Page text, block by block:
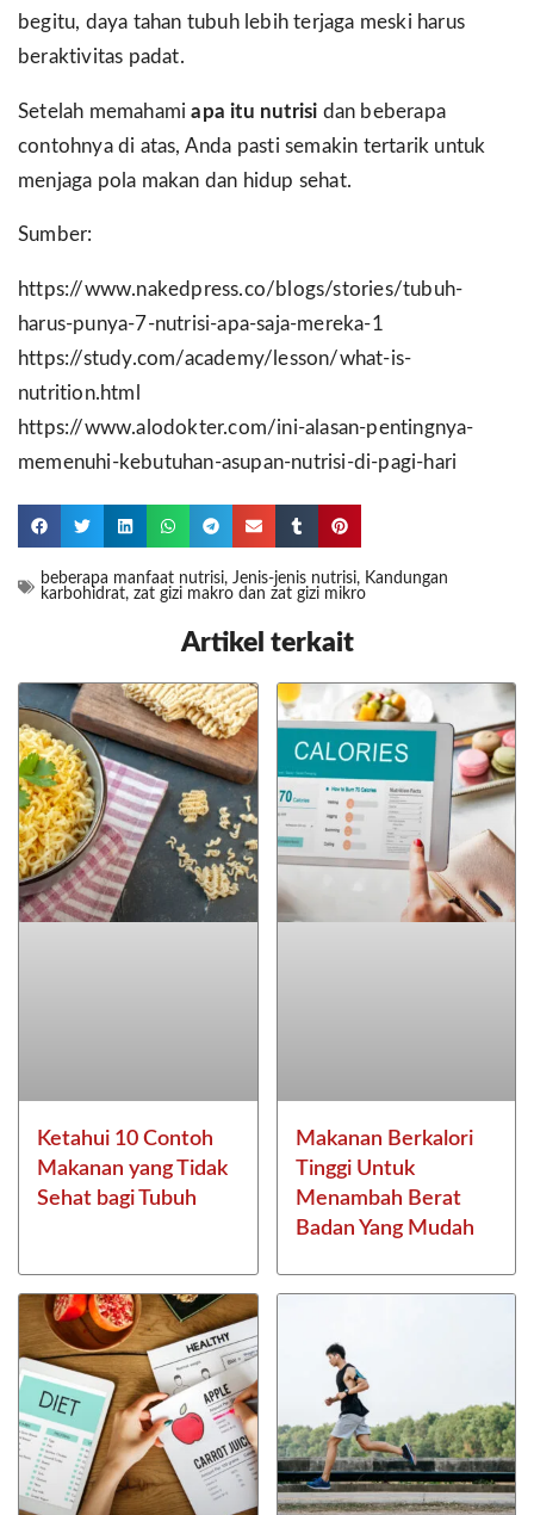
begitu, daya tahan tubuh lebih terjaga meski harus
beraktivitas padat.
Setelah memahamiapa itu nutrisi dan beberapa
contohnya di atas, Anda pasti semakin tertarik untuk
menjaga pola makan dan hidup sehat.
Sumber:
https://www.nakedpress.co/blogs/stories/tubuh-
harus-punya-7-nutrisi-apa-saja-mereka-1
https://study.com/academy/lesson/what-is-
nutrition.html
https://www.alodokter.com/ini-alasan-pentingnya-
memenuhi-kebutuhan-asupan-nutrisi-di-pagi-hari
beberapa manfaat nutrisi, Jenis-jenis nutrisi, Kandungan
karbohidrat, zat gizi makro dan zat gizi mikro
Artikel terkait
Ketahui 10 Contoh
Makanan yang Tidak
Sehat bagi Tubuh
Makanan Berkalori
Tinggi Untuk
Menambah Berat
Badan Yang Mudah